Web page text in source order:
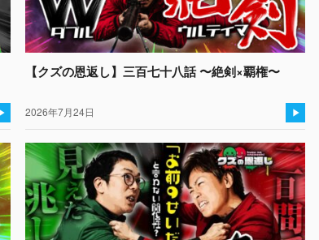
【クズの恩返し】三百七十八話 〜絶剣×覇権〜
2026年7月24日